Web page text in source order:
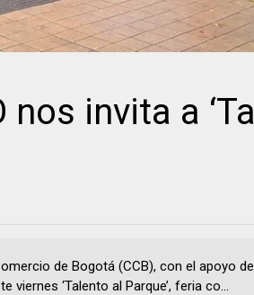
nos invita a
de Bogotá (CCB), con el apoyo
viernes ‘Talento al Parque’, feria co...